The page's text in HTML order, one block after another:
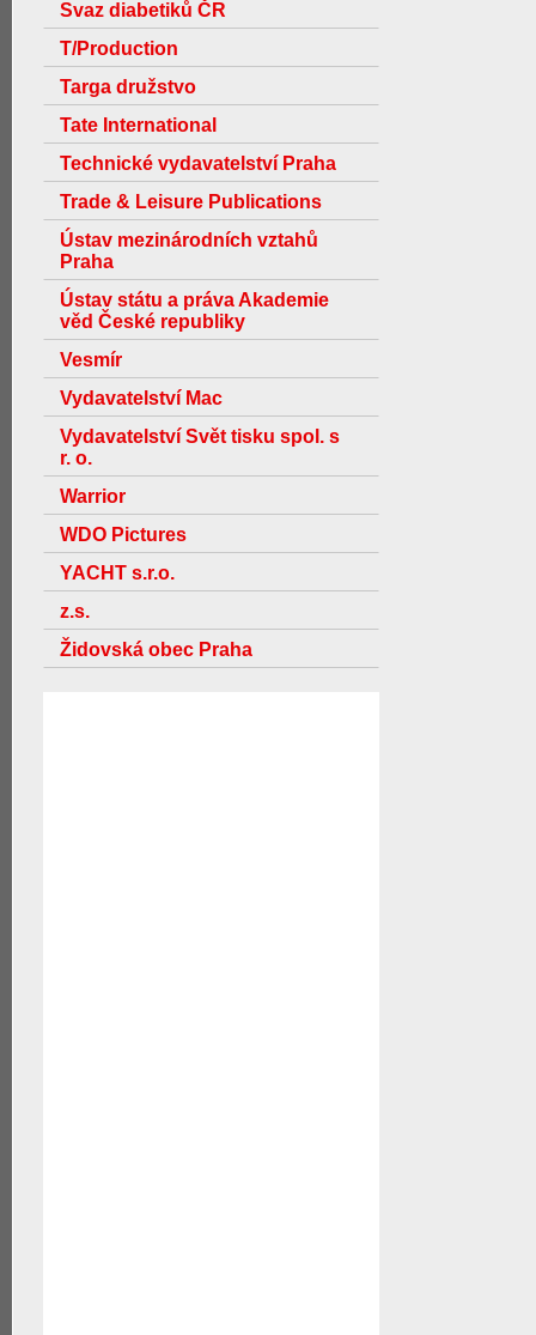
Svaz diabetiků ČR
T/Production
Targa družstvo
Tate International
Technické vydavatelství Praha
Trade & Leisure Publications
Ústav mezinárodních vztahů
Praha
Ústav státu a práva Akademie
věd České republiky
Vesmír
Vydavatelství Mac
Vydavatelství Svět tisku spol. s
r. o.
Warrior
WDO Pictures
YACHT s.r.o.
z.s.
Židovská obec Praha